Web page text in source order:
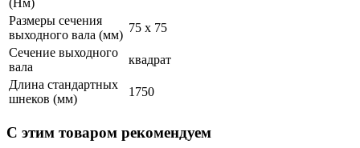
(Нм)
Размеры сечения
выходного вала (мм)
75 х 75
Сечение выходного
вала
квадрат
Длина стандартных
шнеков (мм)
1750
С этим товаром рекомендуем